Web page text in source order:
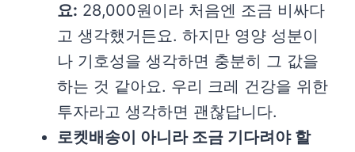
요: 28,000원이라 처음엔 조금 비싸다
고 생각했거든요. 하지만 영양 성분이
나 기호성을 생각하면 충분히 그 값을
하는 것 같아요. 우리 크레 건강을 위한
투자라고 생각하면 괜찮답니다.
로켓배송이 아니라 조금 기다려야 할